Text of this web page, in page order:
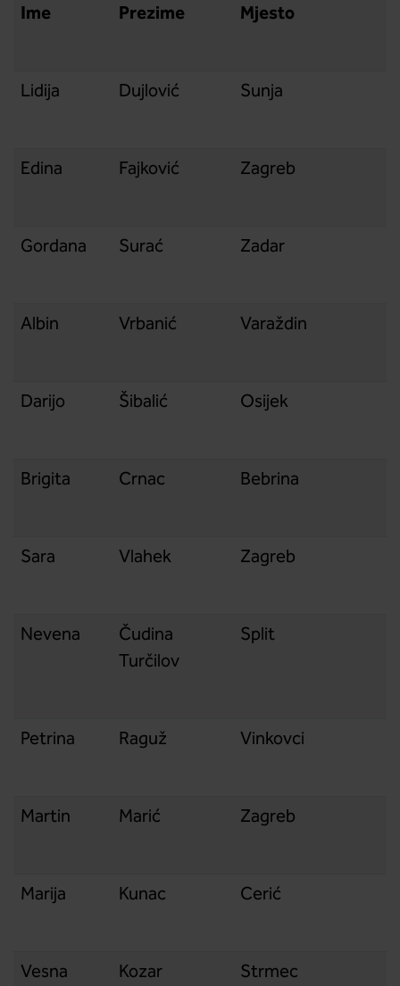
Ime Prezime Mjesto
Lidija Dujlović Sunja
Edina Fajković Zagreb
Gordana Surać Zadar
Albin Vrbanić Varaždin
Darijo Šibalić Osijek
Brigita Crnac Bebrina
Sara Vlahek Zagreb
Nevena
Čudina
Turčilov
Split
Petrina Raguž Vinkovci
Martin Marić Zagreb
Marija Kunac Cerić
Vesna Kozar
Strmec